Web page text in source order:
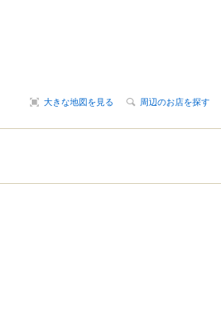
大きな地図を見る 周辺のお店を探す